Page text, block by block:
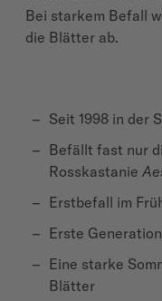
Bei starkem Befall
die Blätter ab.
Seit 1998 in der
Befällt fast nur
Rosskastanie
Erstbefall im
Erste
Eine starke
Blätter